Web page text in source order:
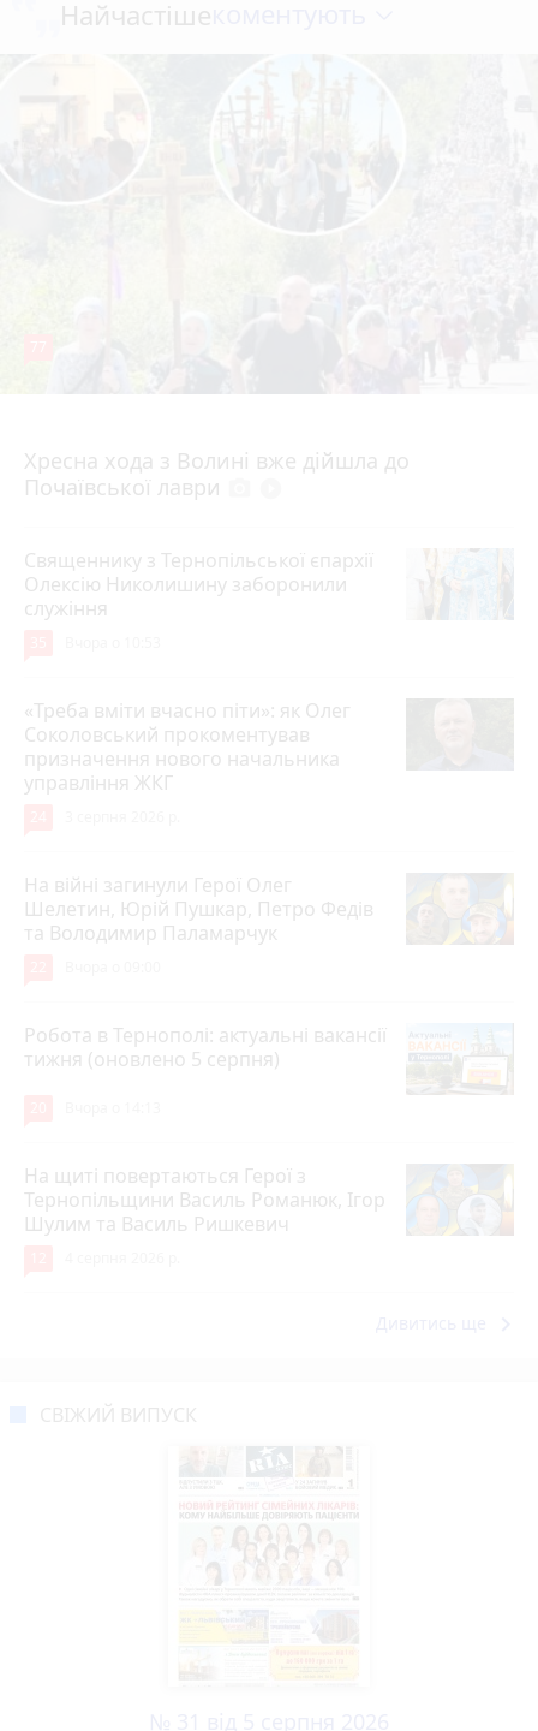
Найчастіше
Хресна хода з Волині вже дійшла до
Почаївської лаври
Священнику з Тернопільської єпархії
Олексію Николишину заборонили
служіння
«Треба вміти вчасно піти»: як Олег
Соколовський прокоментував
призначення нового начальника
управління ЖКГ
На війні загинули Герої Олег
Шелетин, Юрій Пушкар, Петро Федів
та Володимир Паламарчук
Робота в Тернополі: актуальні вакансії
тижня (оновлено 5 серпня)
На щиті повертаються Герої з
Тернопільщини Василь Романюк, Ігор
Шулим та Василь Ришкевич